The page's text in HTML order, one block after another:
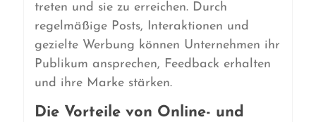
treten und sie zu erreichen. Durch
regelmäßige Posts, Interaktionen und
gezielte Werbung können Unternehmen ihr
Publikum ansprechen, Feedback erhalten
und ihre Marke stärken.
Die Vorteile von Online- und